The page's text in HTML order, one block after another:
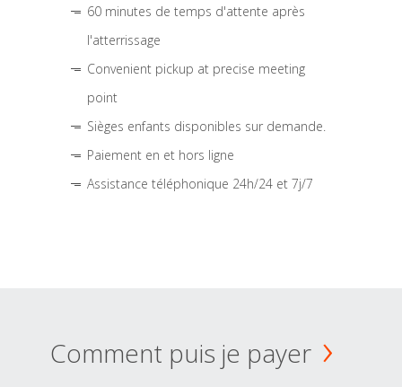
60 minutes de temps d'attente après
l'atterrissage
Convenient pickup at precise meeting
point
Sièges enfants disponibles sur demande.
Paiement en et hors ligne
Assistance téléphonique 24h/24 et 7j/7
Comment puis je payer